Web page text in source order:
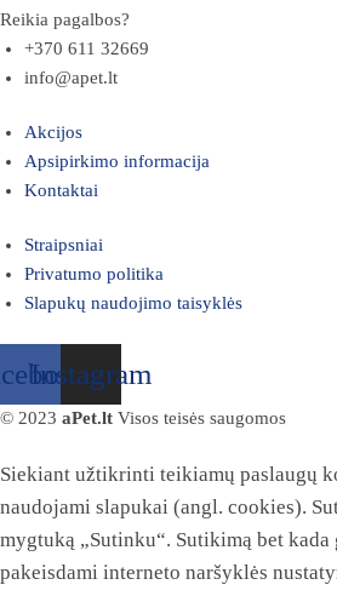
Reikia pagalbos?
+370 611 32669
info@apet.lt
Akcijos
Apsipirkimo informacija
Kontaktai
Straipsniai
Privatumo politika
Slapukų naudojimo taisyklės
Instagram
© 2023 aPet.lt Visos teisės saugomos
Siekiant užtikrinti teikiamų paslaugų
naudojami slapukai (angl. cookies).
mygtuką „Sutinku“. Sutikimą bet kada
pakeisdami interneto naršyklės